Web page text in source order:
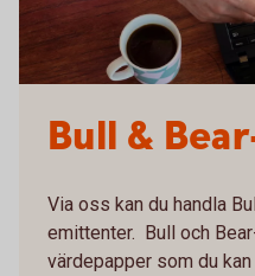
Bull &
Via oss kan du handla
emittenter. Bull och
värdepapper som du